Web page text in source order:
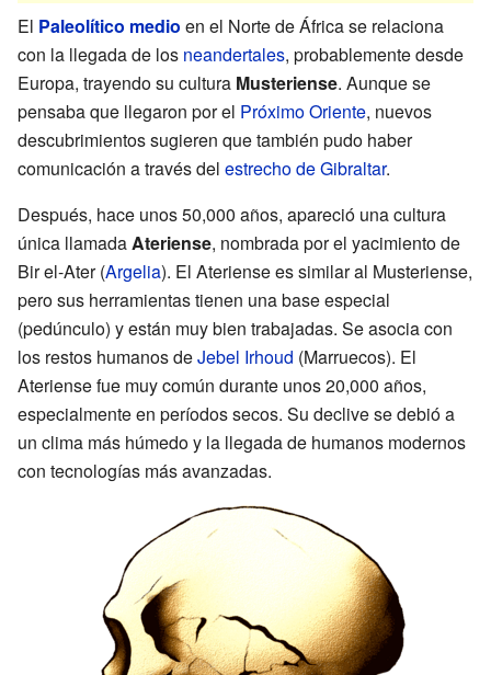
El Paleolítico medio en el Norte de África se relaciona
con la llegada de los neandertales, probablemente desde
Europa, trayendo su cultura Musteriense. Aunque se
pensaba que llegaron por el Próximo Oriente, nuevos
descubrimientos sugieren que también pudo haber
comunicación a través del estrecho de Gibraltar.
Después, hace unos 50,000 años, apareció una cultura
única llamadaAteriense, nombrada por el yacimiento de
Bir el-Ater (Argelia). El Ateriense es similar al Musteriense,
pero sus herramientas tienen una base especial
(pedúnculo) y están muy bien trabajadas. Se asocia con
los restos humanos deJebel Irhoud (Marruecos). El
Ateriense fue muy común durante unos 20,000 años,
especialmente en períodos secos. Su declive se debió a
un clima más húmedo y la llegada de humanos modernos
con tecnologías más avanzadas.